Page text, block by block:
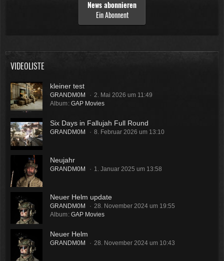
News abonnieren
Ein Abonnent
VIDEOLISTE
kleiner test
GRANDM0M
2. Mai 2026 um 11:49
Album GAP Movies
Six Days in Fallujah Full Round
GRANDM0M 8. Februar 2026 um 13:10
Neujahr
GRANDM0M 1. Januar 2025 um 13:58
Neuer Helm update
GRANDM0M
28. November 2024 um 19:55
Album GAP Movies
Neuer Helm
GRANDM0M 28. November 2024 um 10:43